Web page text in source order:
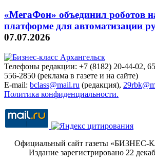
«МегаФон» объединил роботов
платформе для автоматизации
07.07.2026
Телефоны редакции: +7 (8182) 20-44-02,
556-2850 (реклама в газете и на сайте)
E-mail: bclass@mail.ru (редакция),
Политика конфиденциальности.
Официальный сайт газеты «БИЗНЕС-
Издание зарегистрировано 22